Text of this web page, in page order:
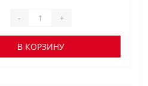
- +
В КОРЗИНУ